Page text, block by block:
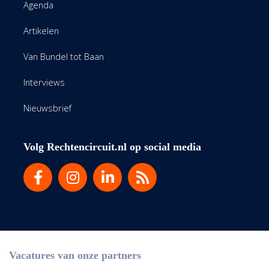
Agenda
Artikelen
Van Bundel tot Baan
Interviews
Nieuwsbrief
Volg Rechtencircuit.nl op social media
Vacatures van onze partners